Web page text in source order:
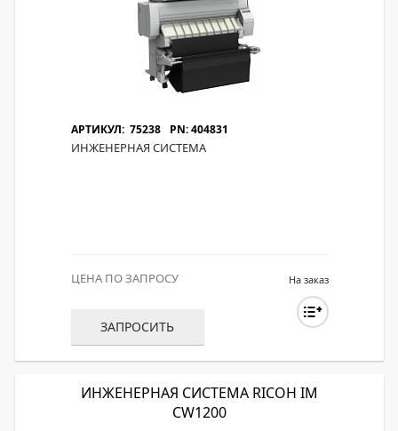
АРТИКУЛ: 75238 PN: 404831
ИНЖЕНЕРНАЯ СИСТЕМА
ЦЕНА ПО ЗАПРОСУ На заказ
ЗАПРОСИТЬ
ИНЖЕНЕРНАЯ СИСТЕМА RICOH IM
CW1200